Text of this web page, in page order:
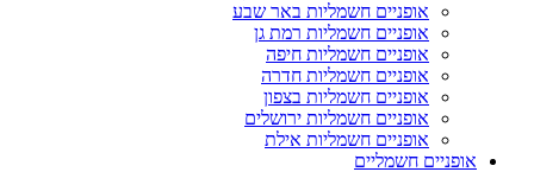
אופניים חשמליות באר שבע
אופניים חשמליות רמת גן
אופניים חשמליות חיפה
אופניים חשמליות חדרה
אופניים חשמליות בצפון
אופניים חשמליות ירושלים
אופניים חשמליות אילת
אופניים חשמליים